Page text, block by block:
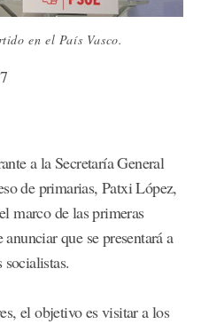
en el País Vasco.
a la Secretaría General
de primarias, Patxi López,
marco de las primeras
que se presentará a
el objetivo es visitar a los